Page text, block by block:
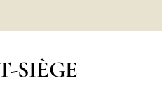
SIÈGE